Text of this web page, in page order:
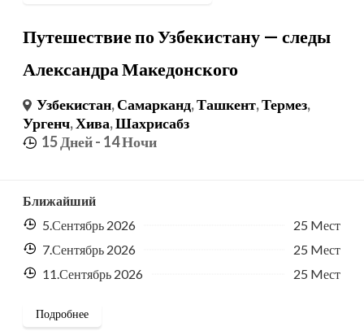
Путешествие по Узбекистану — следы
Александра Македонского
Узбекистан,Самарканд,Ташкент,Термез,
Ургенч,Хива,Шахрисабз
15 Дней- 14 Ночи
Ближайший
5.Сентябрь 2026
25 Mест
7.Сентябрь 2026
25 Mест
11.Сентябрь 2026
25 Mест
Подробнее